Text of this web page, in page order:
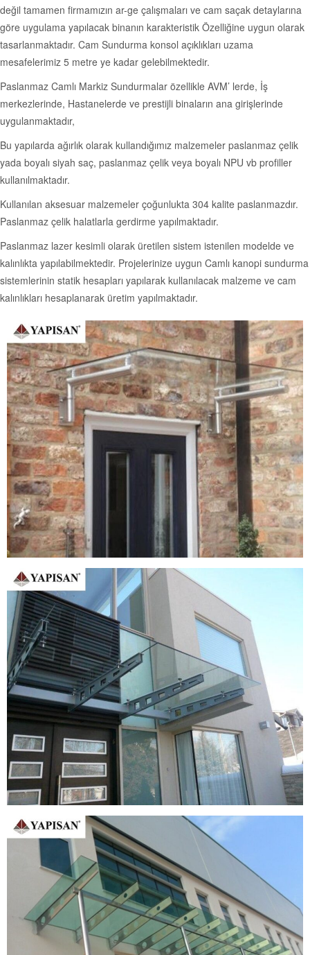
değil tamamen firmamızın ar-ge çalışmaları ve cam saçak detaylarına
göre uygulama yapılacak binanın karakteristik Özelliğine uygun olarak
tasarlanmaktadır. Cam Sundurma konsol açıklıkları uzama
mesafelerimiz 5 metre ye kadar gelebilmektedir.
Paslanmaz Camlı Markiz Sundurmalar özellikle AVM’ lerde, İş
merkezlerinde, Hastanelerde ve prestijli binaların ana girişlerinde
uygulanmaktadır,
Bu yapılarda ağırlık olarak kullandığımız malzemeler paslanmaz çelik
yada boyalı siyah saç, paslanmaz çelik veya boyalı NPU vb profiller
kullanılmaktadır.
Kullanılan aksesuar malzemeler çoğunlukta 304 kalite paslanmazdır.
Paslanmaz çelik halatlarla gerdirme yapılmaktadır.
Paslanmaz lazer kesimli olarak üretilen sistem istenilen modelde ve
kalınlıkta yapılabilmektedir. Projelerinize uygun Camlı kanopi sundurma
sistemlerinin statik hesapları yapılarak kullanılacak malzeme ve cam
kalınlıkları hesaplanarak üretim yapılmaktadır.